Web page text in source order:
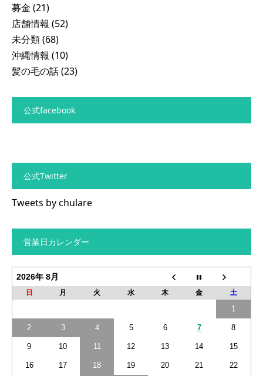
募金 (21)
店舗情報 (52)
未分類(68)
沖縄情報 (10)
髪の毛の話(23)
公式facebook
公式Twitter
Tweets by chulare
営業日カレンダー
2026年 8月
日 月 火 水 木 金 土
1
2 3 4 5 6 7 8
9 10 11 12 13 14 15
16 17 18 19 20 21 22